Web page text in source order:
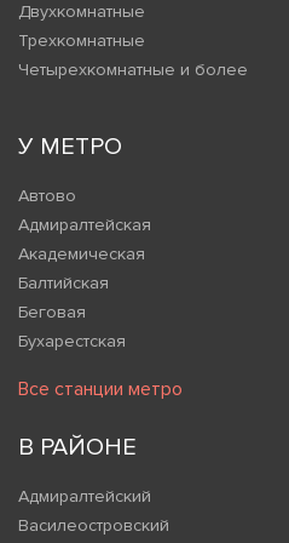
Двухкомнатные
Трехкомнатные
Четырехкомнатные и более
У МЕТРО
Автово
Адмиралтейская
Академическая
Балтийская
Беговая
Бухарестская
Все станции метро
В РАЙОНЕ
Адмиралтейский
Василеостровский